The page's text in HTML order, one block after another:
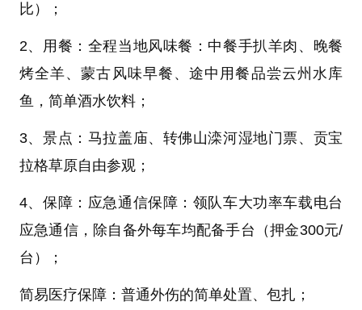
比）
；
2、用餐： 全程当地风味餐：中餐手扒羊肉、晚餐
烤全羊、蒙古风味早餐、途中用餐品尝云州水库
鱼，简单酒水饮料；
3、景点： 马拉盖庙、转佛山滦河湿地门票、贡宝
拉格草原自由参观；
4、保障： 应急通信保障：领队车大功率车载电台
应急通信，除自备外每车均配备手台（押金300元/
台）
；
简易医疗保障：普通外伤的简单处置、包扎 ；